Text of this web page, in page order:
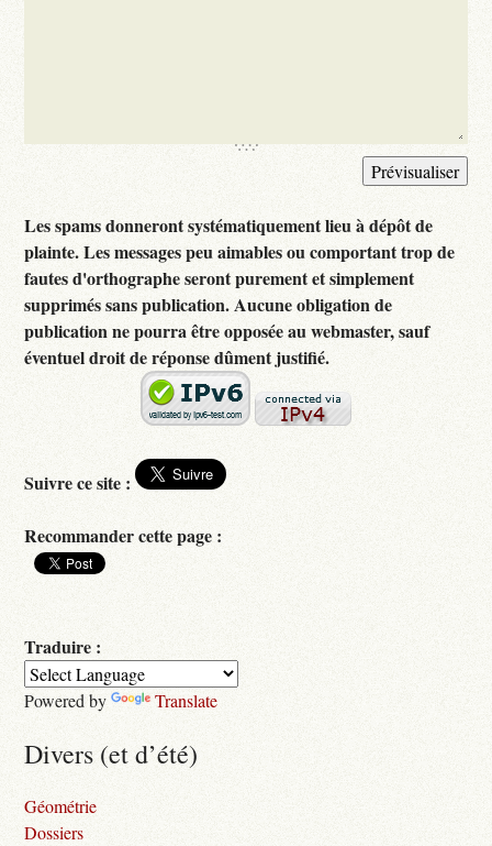
Les spams donneront systématiquement lieu à dépôt de
plainte. Les messages peu aimables ou comportant trop de
fautes d'orthographe seront purement et simplement
supprimés sans publication. Aucune obligation de
publication ne pourra être opposée au webmaster, sauf
éventuel droit de réponse dûment justifié.
Suivre ce site :
Recommander cette page :
Traduire :
Powered by Translate
Divers (et d’été)
Géométrie
Dossiers